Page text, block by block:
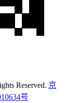
Reserved. 京
号